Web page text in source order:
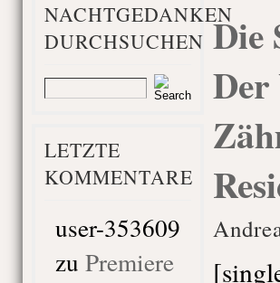
NACHTGEDANKEN
DURCHSUCHEN
LETZTE
KOMMENTARE
user-353609
zu Premiere
Die
Der